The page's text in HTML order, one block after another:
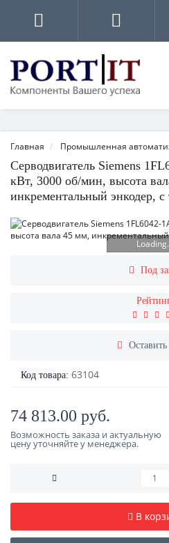
Главная Промышленная
Серводвигатель Siemens
кВт, 3000 об/мин, высота
инкрементальный энкодер,
Под
Код товара: 63104
74 813.00 руб.
Возможность заказа и актуальную
цену уточняйте у менеджера.
В